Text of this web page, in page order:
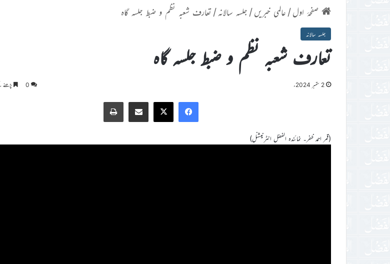
صفحۂ اول/ عالمی خبریں/ جلسہ سالانہ/تعارف شعبہ نظم و ضبط جلسہ گاہ
جلسہ سالانہ
تعارف شعبہ نظم و ضبط جلسہ گاہ
2 ستمبر 2024ء 0 پڑھنے
Facebook
X
Share via Email
Print
(قمر احمد ظفر۔ نمائندہ الفضل انٹرنیشنل)